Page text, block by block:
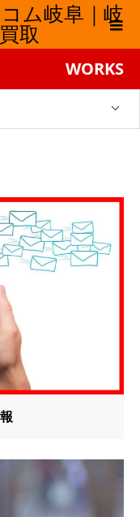
ム岐阜｜岐
取
WORKS